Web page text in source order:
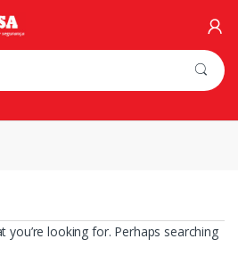
you’re looking for. Perhaps searching